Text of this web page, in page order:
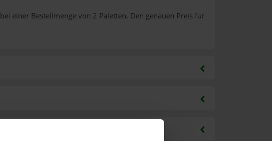
bei einer Bestellmenge von 2 Paletten. Den genauen Preis für